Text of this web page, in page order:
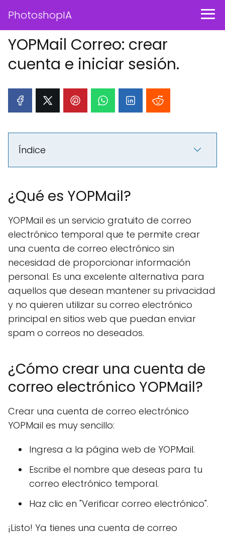
PhotoshopIA
YOPMail Correo: crear
cuenta e iniciar sesión.
Índice
¿Qué es YOPMail?
YOPMail es un servicio gratuito de correo
electrónico temporal que te permite crear
una cuenta de correo electrónico sin
necesidad de proporcionar información
personal. Es una excelente alternativa para
aquellos que desean mantener su privacidad
y no quieren utilizar su correo electrónico
principal en sitios web que puedan enviar
spam o correos no deseados.
¿Cómo crear una cuenta de
correo electrónico YOPMail?
Crear una cuenta de correo electrónico
YOPMail es muy sencillo:
Ingresa a la página web de YOPMail.
Escribe el nombre que deseas para tu
correo electrónico temporal.
Haz clic en "Verificar correo electrónico".
¡Listo! Ya tienes una cuenta de correo